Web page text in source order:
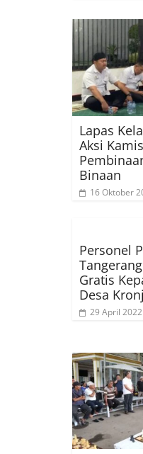
Lapas
Aksi
Binaan
16 Oktober
Personel
Gratis
Desa
29 April 2022